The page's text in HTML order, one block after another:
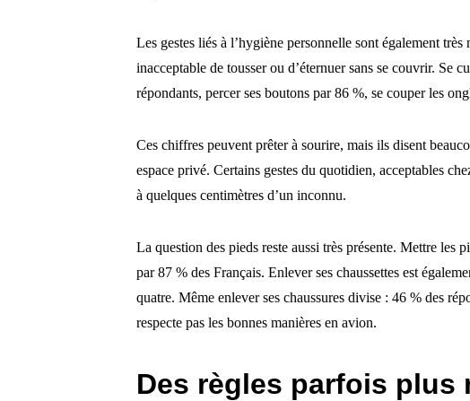
Les gestes liés à l’hygiène personnelle sont également
inacceptable de tousser ou d’éternuer sans se couvrir. Se
répondants, percer ses boutons par 86 %, se couper les
Ces chiffres peuvent prêter à sourire, mais ils disent
espace privé. Certains gestes du quotidien, acceptables
à quelques centimètres d’un inconnu.
La question des pieds reste aussi très présente. Mettre les
par 87 % des Français. Enlever ses chaussettes est
quatre. Même enlever ses chaussures divise : 46 % des
respecte pas les bonnes manières en avion.
Des règles parfois plus